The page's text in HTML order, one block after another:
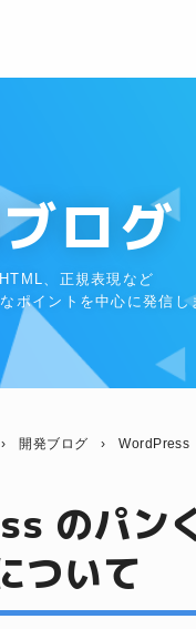
ログ
、正規表現など
ポイントを中心に発信し
› 開発ブログ › WordPress
のパン
ついて